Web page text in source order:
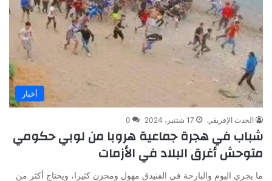
أخبار
الحدث الإفريقي 17 شتنبر، 2024 0
شباب في هجرة جماعية هروبا من لوبي حكومي
متوحش أغرق البلاد في الأزمات
ما يجري اليوم والبارحة في الفنيدق مهول ومحزن كثيرا، ويحتاج أكثر من